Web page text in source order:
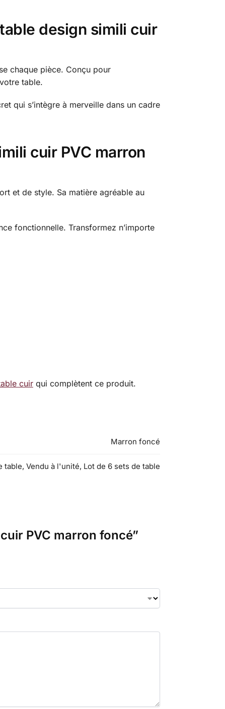
design simili cuir
chaque pièce. Conçu pour
table.
qui s’intègre à merveille dans un cadre
cuir PVC marron
et de style. Sa matière agréable au
fonctionnelle. Transformez n’importe
cuirqui complètent ce produit.
Marron foncé
table, Vendu à l'unité, Lot de 6 sets de table
PVC marron foncé”